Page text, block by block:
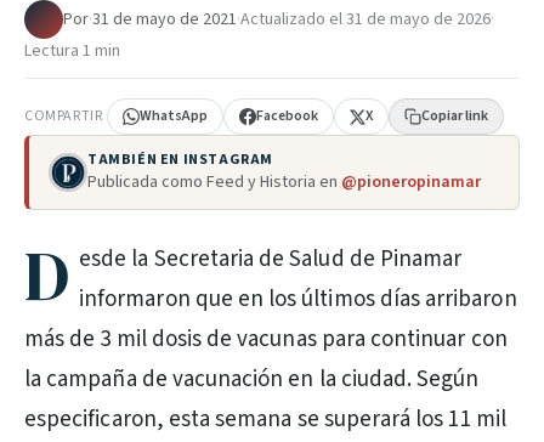
Por·31 de mayo de 2021·Actualizado el31 de mayo de 2026·
Lectura 1 min
COMPARTIR WhatsApp Facebook X Copiar link
TAMBIÉN EN INSTAGRAM
Publicada como Feed y Historia en @pioneropinamar
D esde la Secretaria de Salud de Pinamar
informaron que en los últimos días arribaron
más de 3 mil dosis de vacunas para continuar con
la campaña de vacunación en la ciudad. Según
especificaron, esta semana se superará los 11 mil